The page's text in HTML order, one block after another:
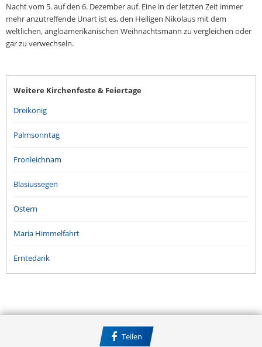
Nacht vom 5. auf den 6. Dezember auf. Eine in der letzten Zeit immer
mehr anzutreffende Unart ist es, den Heiligen Nikolaus mit dem
weltlichen, angloamerikanischen Weihnachtsmann zu vergleichen oder
gar zu verwechseln.
Weitere Kirchenfeste & Feiertage
Dreikönig
Palmsonntag
Fronleichnam
Blasiussegen
Ostern
Maria Himmelfahrt
Erntedank
Teilen